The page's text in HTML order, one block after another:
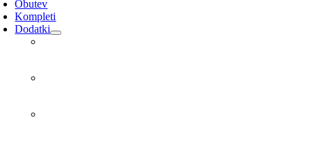
Obutev
Kompleti
Dodatki